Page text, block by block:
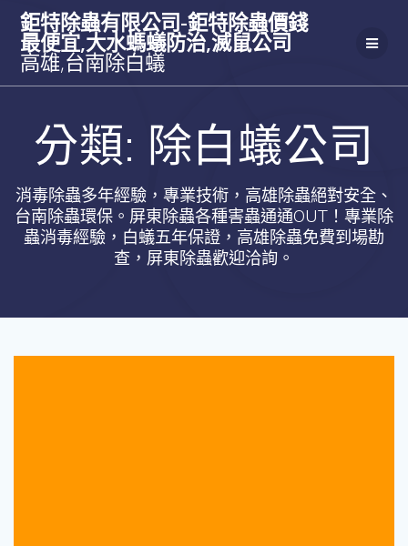
Skip
to
content
鉅特除蟲有限公司-鉅特除蟲價錢
最便宜,大水螞蟻防治,滅鼠公司
高雄,台南除白蟻
分類: 除白蟻公司
消毒除蟲多年經驗，專業技術，高雄除蟲絕對安全、
台南除蟲環保。屏東除蟲各種害蟲通通OUT！專業除
蟲消毒經驗，白蟻五年保證，高雄除蟲免費到場勘
查，屏東除蟲歡迎洽詢。